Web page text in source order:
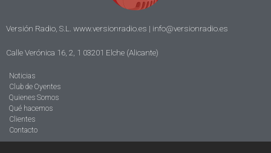
Versión Radio, S.L. www.versionradio.es | info@versionradio.es
Calle Verónica 16, 2, 1 03201 Elche (Alicante)
Noticias
Club de Oyentes
Quienes Somos
Qué hacemos
Clientes
Contacto